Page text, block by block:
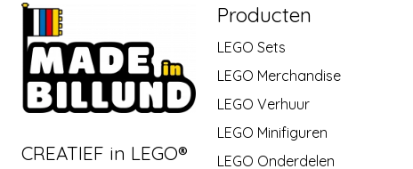
CREATIEF in LEGO®
Producten
LEGO Sets
LEGO Merchandise
LEGO Verhuur
LEGO Minifiguren
LEGO Onderdelen